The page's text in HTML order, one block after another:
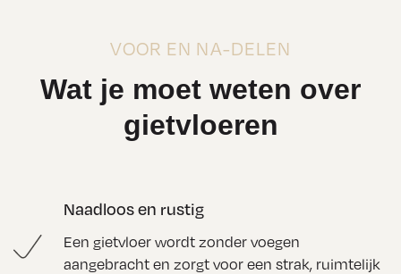
VOOR EN NA-DELEN
Wat je moet weten over
gietvloeren
Naadloos en rustig
Een gietvloer wordt zonder voegen
aangebracht en zorgt voor een strak, ruimtelijk